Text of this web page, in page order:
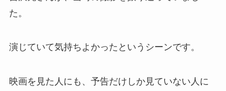
た。
演じていて気持ちよかったというシーンです。
映画を見た人にも、予告だけしか見ていない人に